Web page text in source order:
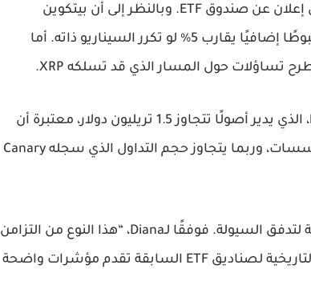
يوضح المحلل EGRAG Crypto أن XRP هبطت 15% منذ أول إعلان عن صندوق ETF. وبالنظر إلى أن بيتكوين
تراجعت نحو 20% يوم إطلاق صناديقها، فقد تواجه XRP هبوطًا إضافيًا يقارب 5% لو تكرر السيناريو ذاته. أما
كما أشارت المحللة Diana إلى أهمية Franklin Templeton، الذي يدير أصولًا تتجاوز 1.5 تريليون دولار، معتبرة أن
إطلاق EZRP على CBOE قد يشهد سيولة ضخمة من المؤسسات، وربما يتجاوز حجم التداول الذي سجله Canary
تزامن إطلاق عدة صناديق في أسبوع واحد يخلق بيئة مثالية لتدفق السيولة. فوفقًا لـDiana، “هذا النوع من التزامن
هو ما يفتح الباب أمام موجات سيولة واسعة”. والبيانات التاريخية لصناديق ETF السابقة تقدم مؤشرات واضحة